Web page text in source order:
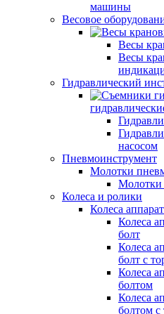
машины
Весовое
Весы
Весы
Гидравлический
насосом
Пневмоинструмент
Молотки
Молотки
Колеса и ролики
Колеса
Колеса
болт
Колеса
болт с
Колеса
болтом
Колеса
болтом с